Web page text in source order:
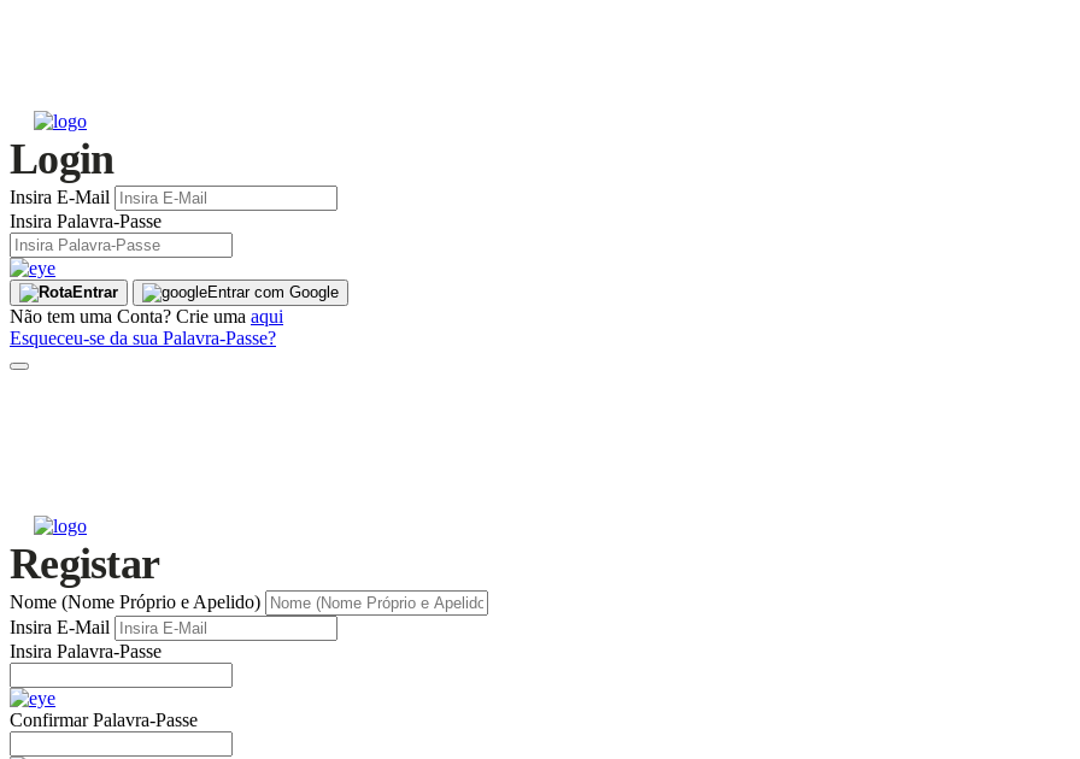
Login
Insira E-Mail
Insira Palavra-Passe
Entrar Entrar com Google
Não tem uma Conta? Crie uma aqui
Esqueceu-se da sua Palavra-Passe?
Registar
Nome (Nome Próprio e Apelido)
Insira E-Mail
Insira Palavra-Passe
Confirmar Palavra-Passe